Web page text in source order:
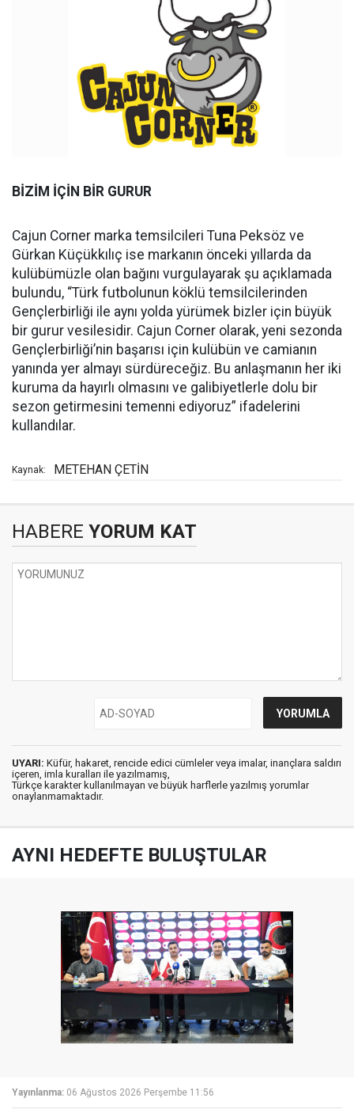
BİZİM İÇİN BİR GURUR
Cajun Corner marka temsilcileri Tuna Peksöz ve
Gürkan Küçükkılıç ise markanın önceki yıllarda da
kulübümüzle olan bağını vurgulayarak şu açıklamada
bulundu, “Türk futbolunun köklü temsilcilerinden
Gençlerbirliği ile aynı yolda yürümek bizler için büyük
bir gurur vesilesidir. Cajun Corner olarak, yeni sezonda
Gençlerbirliği’nin başarısı için kulübün ve camianın
yanında yer almayı sürdüreceğiz. Bu anlaşmanın her iki
kuruma da hayırlı olmasını ve galibiyetlerle dolu bir
sezon getirmesini temenni ediyoruz” ifadelerini
kullandılar.
Kaynak: METEHAN ÇETİN
HABERE YORUM KAT
UYARI: Küfür, hakaret, rencide edici cümleler veya imalar, inançlara saldırı
içeren, imla kuralları ile yazılmamış,
Türkçe karakter kullanılmayan ve büyük harflerle yazılmış yorumlar
onaylanmamaktadır.
AYNI HEDEFTE BULUŞTULAR
Yayınlanma: 06 Ağustos 2026 Perşembe 11:56